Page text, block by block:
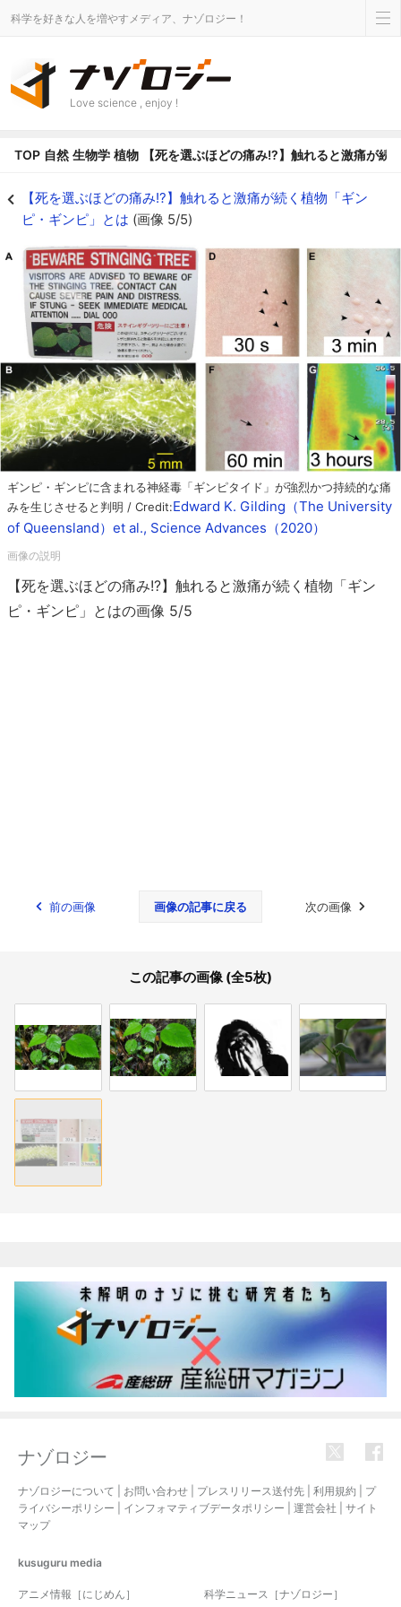
科学を好きな人を増やすメディア、ナゾロジー！
Love science , enjoy !
TOP 自然 生物学 植物 【死を選ぶほどの痛み!?】触れると激痛が続
【死を選ぶほどの痛み!?】触れると激痛が続く植物「ギン
ピ・ギンピ」とは (画像 5/5)
ギンピ・ギンピに含まれる神経毒「ギンピタイド」が強烈かつ持続的な痛
みを生じさせると判明 / Credit:Edward K. Gilding（The University
of Queensland）et al., Science Advances（2020）
【死を選ぶほどの痛み!?】触れると激痛が続く植物「ギン
ピ・ギンピ」とはの画像 5/5
前の画像 画像の記事に戻る 次の画像
この記事の画像 (全5枚)
ナゾロジー
ナゾロジーについて お問い合わせ プレスリリース送付先 利用規約
プ
ライバシーポリシー
インフォマティブデータポリシー 運営会社
サイト
マップ
kusuguru media
アニメ情報［にじめん］ 科学ニュース［ナゾロジー］